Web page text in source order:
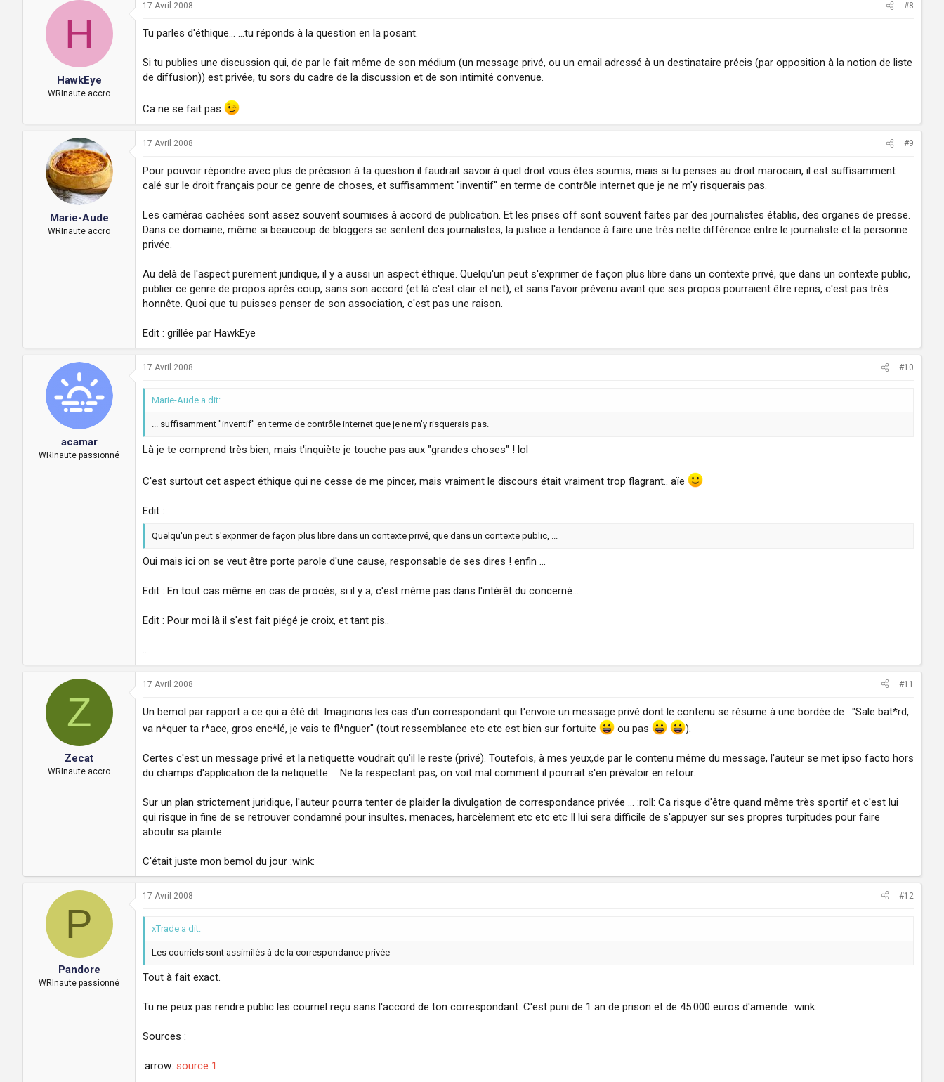
H
HawkEye
WRInaute accro
17 Avril 2008 #8
Tu parles d'éthique... ...tu réponds à la question en la posant.
Si tu publies une discussion qui, de par le fait même de son médium (un message privé, ou un email adressé à un destinataire précis (par opposition à la notion de liste
de diffusion)) est privée, tu sors du cadre de la discussion et de son intimité convenue.
Ca ne se fait pas
Marie-Aude
WRInaute accro
17 Avril 2008 #9
Pour pouvoir répondre avec plus de précision à ta question il faudrait savoir à quel droit vous êtes soumis, mais si tu penses au droit marocain, il est suffisamment
calé sur le droit français pour ce genre de choses, et suffisamment "inventif" en terme de contrôle internet que je ne m'y risquerais pas.
Les caméras cachées sont assez souvent soumises à accord de publication. Et les prises off sont souvent faites par des journalistes établis, des organes de presse.
Dans ce domaine, même si beaucoup de bloggers se sentent des journalistes, la justice a tendance à faire une très nette différence entre le journaliste et la personne
privée.
Au delà de l'aspect purement juridique, il y a aussi un aspect éthique. Quelqu'un peut s'exprimer de façon plus libre dans un contexte privé, que dans un contexte public,
publier ce genre de propos après coup, sans son accord (et là c'est clair et net), et sans l'avoir prévenu avant que ses propos pourraient être repris, c'est pas très
honnête. Quoi que tu puisses penser de son association, c'est pas une raison.
Edit : grillée par HawkEye
acamar
WRInaute passionné
17 Avril 2008 #10
Marie-Aude a dit:
... suffisamment "inventif" en terme de contrôle internet que je ne m'y risquerais pas.
Là je te comprend très bien, mais t'inquiète je touche pas aux "grandes choses" ! lol
C'est surtout cet aspect éthique qui ne cesse de me pincer, mais vraiment le discours était vraiment trop flagrant.. aïe
Edit :
Quelqu'un peut s'exprimer de façon plus libre dans un contexte privé, que dans un contexte public, ...
Oui mais ici on se veut être porte parole d'une cause, responsable de ses dires ! enfin ...
Edit : En tout cas même en cas de procès, si il y a, c'est même pas dans l'intérêt du concerné...
Edit : Pour moi là il s'est fait piégé je croix, et tant pis..
..
Z
Zecat
WRInaute accro
17 Avril 2008 #11
Un bemol par rapport a ce qui a été dit. Imaginons les cas d'un correspondant qui t'envoie un message privé dont le contenu se résume à une bordée de : "Sale bat*rd,
va n*quer ta r*ace, gros enc*lé, je vais te fl*nguer" (tout ressemblance etc etc est bien sur fortuite
ou pas ).
Certes c'est un message privé et la netiquette voudrait qu'il le reste (privé). Toutefois, à mes yeux,de par le contenu même du message, l'auteur se met ipso facto hors
du champs d'application de la netiquette ... Ne la respectant pas, on voit mal comment il pourrait s'en prévaloir en retour.
Sur un plan strictement juridique, l'auteur pourra tenter de plaider la divulgation de correspondance privée ... :roll: Ca risque d'être quand même très sportif et c'est lui
qui risque in fine de se retrouver condamné pour insultes, menaces, harcèlement etc etc etc Il lui sera difficile de s'appuyer sur ses propres turpitudes pour faire
aboutir sa plainte.
C'était juste mon bemol du jour :wink:
P
Pandore
WRInaute passionné
17 Avril 2008 #12
xTrade a dit:
Les courriels sont assimilés à de la correspondance privée
Tout à fait exact.
Tu ne peux pas rendre public les courriel reçu sans l'accord de ton correspondant. C'est puni de 1 an de prison et de 45.000 euros d'amende. :wink:
Sources :
:arrow: source 1